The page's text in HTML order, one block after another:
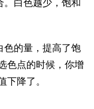
。白色越少，饱和
色的量，提高了饱
色点的时候，你增
下降了。